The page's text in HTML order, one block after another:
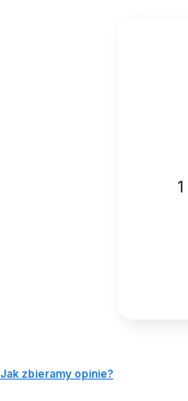
1
Jak zbieramy opinie?